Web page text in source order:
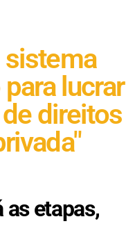
sistema
lucrar
direitos
as etapas,